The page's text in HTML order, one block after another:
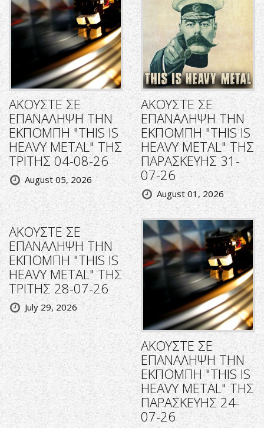
ΑΚΟΥΣΤΕ ΣΕ
ΕΠΑΝΑΛΗΨΗ ΤΗΝ
ΕΚΠΟΜΠΗ "THIS IS
HEAVY METAL" ΤΗΣ
ΤΡΙΤΗΣ 04-08-26
August 05, 2026
ΑΚΟΥΣΤΕ ΣΕ
ΕΠΑΝΑΛΗΨΗ ΤΗΝ
ΕΚΠΟΜΠΗ "THIS IS
HEAVY METAL" ΤΗΣ
ΠΑΡΑΣΚΕΥΗΣ 31-
07-26
August 01, 2026
ΑΚΟΥΣΤΕ ΣΕ
ΕΠΑΝΑΛΗΨΗ ΤΗΝ
ΕΚΠΟΜΠΗ "THIS IS
HEAVY METAL" ΤΗΣ
ΤΡΙΤΗΣ 28-07-26
July 29, 2026
ΑΚΟΥΣΤΕ ΣΕ
ΕΠΑΝΑΛΗΨΗ ΤΗΝ
ΕΚΠΟΜΠΗ "THIS IS
HEAVY METAL" ΤΗΣ
ΠΑΡΑΣΚΕΥΗΣ 24-
07-26